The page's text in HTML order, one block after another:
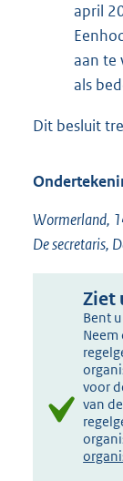
april
aan te
als
Dit besluit
Wormerland,
De secretaris,
Ziet
Bent
voor
van